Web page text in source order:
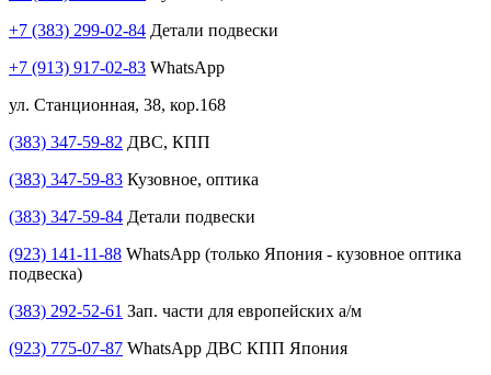
+7 (383) 299-02-84 Детали подвески
+7 (913) 917-02-83 WhatsApp
ул. Станционная, 38, кор.168
(383) 347-59-82 ДВС, КПП
(383) 347-59-83 Кузовное, оптика
(383) 347-59-84 Детали подвески
(923) 141-11-88 WhatsApp (только Япония - кузовное оптика
подвеска)
(383) 292-52-61 Зап. части для европейских а/м
(923) 775-07-87 WhatsApp ДВС КПП Япония